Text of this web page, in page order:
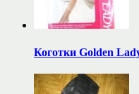
Коготки Golden